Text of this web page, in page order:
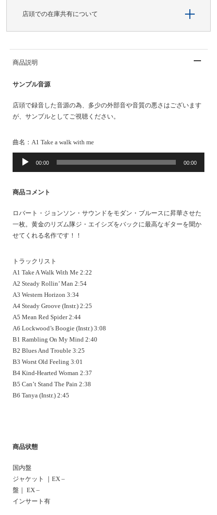
店頭での在庫共有について
商品説明
サンプル音源
店頭で録音した音源の為、多少の外部音や音質の悪さはございます
が、サンプルとしてご視聴ください。
曲名：A1 Take a walk with me
音
ー
00:00 00:00
商品コメント
ロバート・ジョンソン・サウンドをモダン・ブルースに昇華させた
一枚。黄金のリズム隊ジ・エイシズをバックに最高なギターを聞か
せてくれる名作です！！
トラックリスト
A1 Take A Walk With Me 2:22
A2 Steady Rollin’ Man 2:54
A3 Western Horizon 3:34
A4 Steady Groove (Instr.) 2:25
A5 Mean Red Spider 2:44
A6 Lockwood’s Boogie (Instr.) 3:08
B1 Rambling On My Mind 2:40
B2 Blues And Trouble 3:25
B3 Worst Old Feeling 3:01
B4 Kind-Hearted Woman 2:37
B5 Can’t Stand The Pain 2:38
B6 Tanya (Instr.) 2:45
商品状態
国内盤
ジャケット ｜EX –
盤｜ EX –
インサート有